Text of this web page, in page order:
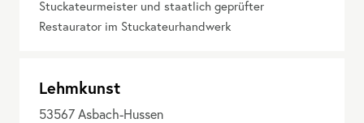
Stuckateurmeister und staatlich geprüfter
Restaurator im Stuckateurhandwerk
Lehmkunst
53567Asbach-Hussen